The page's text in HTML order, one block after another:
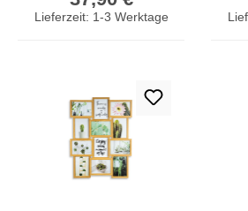
Holz Glas
Lieferzeit: 1-3 Werktage